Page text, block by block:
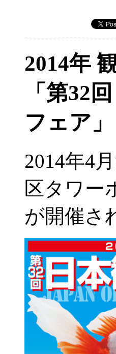
2014年
「第32
フェア」
2014年4
区タワー
が開催さ